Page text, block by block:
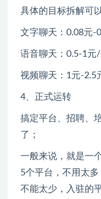
具体的目标拆解可
文字聊天：0.08元-
语音聊天：0.5-1元
视频聊天：1元-2.5
4、正式运转
搞定平台、招聘、
了；
一般来说，就是一
5个平台，不用太
不能太少，入驻的